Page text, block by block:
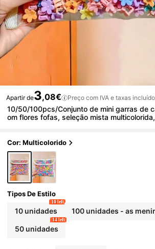
Apartir de3,08€ Preço com IVA e taxas
10/50/100pcs/Conjunto de mini garras de
om flores fofas, seleção mista
erfeitos para o dia a dia, viagens, escola,
s, festas, etc., garras para cabelos
nte para o Dia da Mãe
Cor: Multicolorido
Tipos De Estilo
10 unidades
10 left
100 unidades - as
50 unidades
14 left